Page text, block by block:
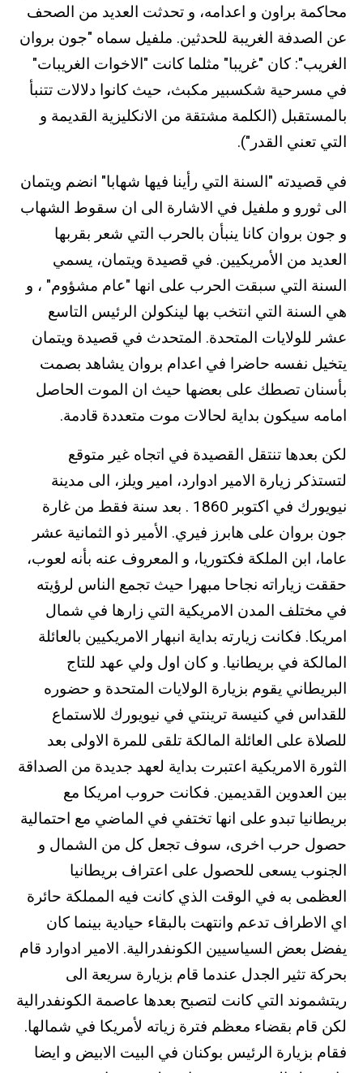
محاكمة براون و اعدامه، و تحدثت العديد من الصحف
عن الصدفة الغريبة للحدثين. ملفيل سماه "جون بروان
الغريب": كان "غريبا" مثلما كانت "الاخوات الغريبات"
في مسرحية شكسبير مكبث، حيث كانوا دلالات تتنبأ
بالمستقبل (الكلمة مشتقة من الانكليزية القديمة و
التي تعني القدر").
في قصيدته "السنة التي رأينا فيها شهابا" انضم ويتمان
الى ثورو و ملفيل في الاشارة الى ان سقوط الشهاب
و جون بروان كانا ينبأن بالحرب التي شعر بقربها
العديد من الأمريكيين. في قصيدة ويتمان، يسمي
السنة التي سبقت الحرب على انها "عام مشؤوم" ، و
هي السنة التي انتخب بها لينكولن الرئيس التاسع
عشر للولايات المتحدة. المتحدث في قصيدة ويتمان
يتخيل نفسه حاضرا في اعدام بروان يشاهد بصمت
بأسنان تصطك على بعضها حيث ان الموت الحاصل
امامه سيكون بداية لحالات موت متعددة قادمة.
لكن بعدها تنتقل القصيدة في اتجاه غير متوقع
لتستذكر زيارة الامير ادوارد، امير ويلز، الى مدينة
نيويورك في اكتوبر 1860 . بعد سنة فقط من غارة
جون بروان على هابرز فيري. الأمير ذو الثمانية عشر
عاما، ابن الملكة فكتوريا، و المعروف عنه بأنه لعوب،
حققت زياراته نجاحا مبهرا حيث تجمع الناس لرؤيته
في مختلف المدن الامريكية التي زارها في شمال
امريكا. فكانت زيارته بداية انبهار الامريكيين بالعائلة
المالكة في بريطانيا. و كان اول ولي عهد للتاج
البريطاني يقوم بزيارة الولايات المتحدة و حضوره
للقداس في كنيسة ترينتي في نيويورك للاستماع
للصلاة على العائلة المالكة تلقى للمرة الاولى بعد
الثورة الامريكية اعتبرت بداية لعهد جديدة من الصداقة
بين العدوين القديمين. فكانت حروب امريكا مع
بريطانيا تبدو على انها تختفي في الماضي مع احتمالية
حصول حرب اخرى، سوف تجعل كل من الشمال و
الجنوب يسعى للحصول على اعتراف بريطانيا
العظمى به في الوقت الذي كانت فيه المملكة حائرة
اي الاطراف تدعم وانتهت بالبقاء حيادية بينما كان
يفضل بعض السياسيين الكونفدرالية. الامير ادوارد قام
بحركة تثير الجدل عندما قام بزيارة سريعة الى
ريتشموند التي كانت لتصبح بعدها عاصمة الكونفدرالية
لكن قام بقضاء معظم فترة زياته لأمريكا في شمالها.
فقام بزيارة الرئيس بوكنان في البيت الابيض و ايضا